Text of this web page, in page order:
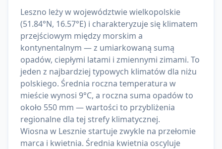
Leszno leży w województwie wielkopolskie
(51.84°N, 16.57°E) i charakteryzuje się klimatem
przejściowym między morskim a
kontynentalnym — z umiarkowaną sumą
opadów, ciepłymi latami i zmiennymi zimami. To
jeden z najbardziej typowych klimatów dla niżu
polskiego. Średnia roczna temperatura w
mieście wynosi 9°C, a roczna suma opadów to
około 550 mm — wartości to przybliżenia
regionalne dla tej strefy klimatycznej.
Wiosna w Lesznie startuje zwykle na przełomie
marca i kwietnia. Średnia kwietnia oscyluje